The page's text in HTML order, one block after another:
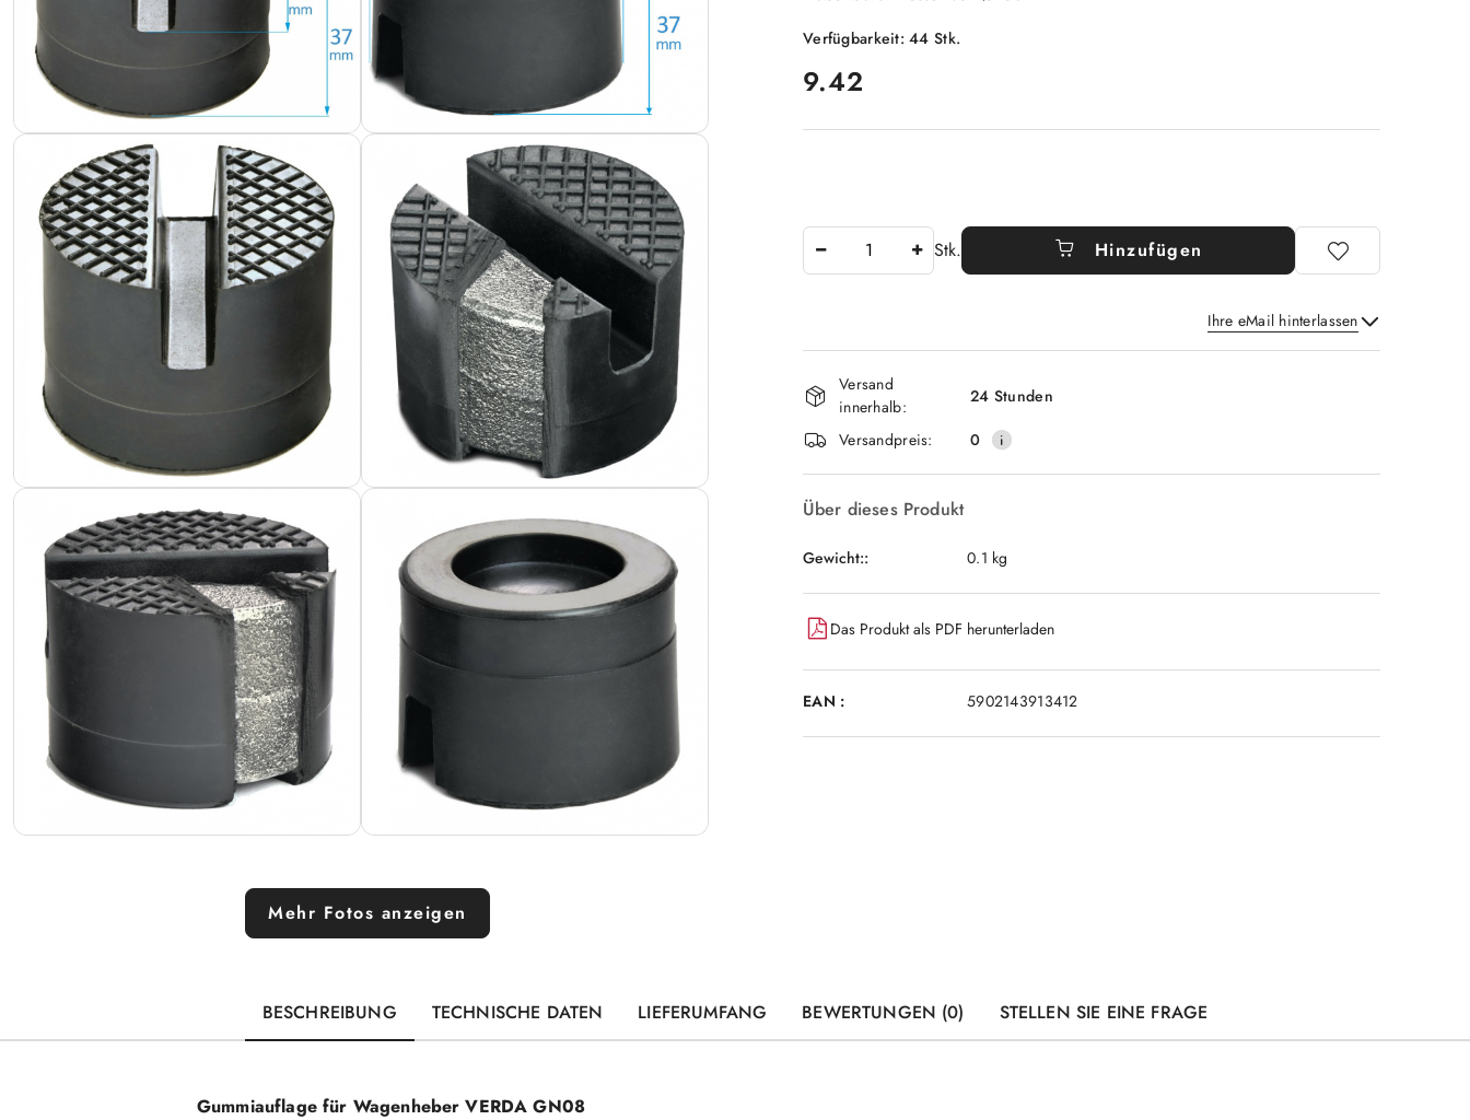
Mehr Fotos anzeigen
Verfügbarkeit:44Stk.
preis:
9.42
Stk. Hinzufügen
Ihre eMail hinterlassen
Senden
Verfügbarkeit
und
lieferung
Versand
innerhalb:
24 Stunden
Versandpreis:
0
Über dieses Produkt
Gewicht:: 0.1 kg
Das Produkt als PDF herunterladen
EAN : 5902143913412
BESCHREIBUNG TECHNISCHE DATEN LIEFERUMFANG BEWERTUNGEN (0) STELLEN SIE EINE FRAGE
Gummiauflage für Wagenheber VERDA GN08